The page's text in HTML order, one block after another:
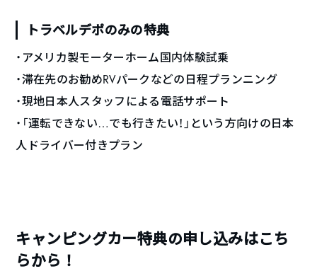
トラベルデポのみの特典
・アメリカ製モーターホーム国内体験試乗
・滞在先のお勧めRVパークなどの日程プランニング
・現地日本人スタッフによる電話サポート
・「運転できない…でも行きたい！」という方向けの日本
人ドライバー付きプラン
キャンピングカー特典の申し込みはこち
らから！